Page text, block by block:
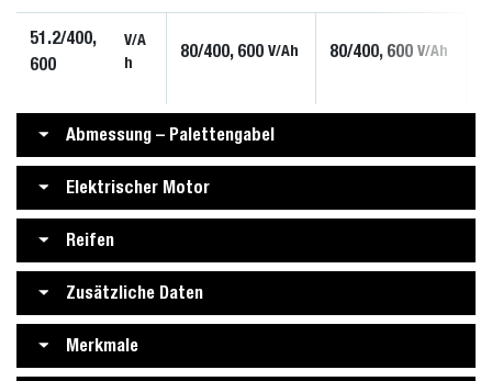
51.2/400,
600
V/A
h
80/400, 600 V/Ah 80/400, 600 V/Ah
Abmessung – Palettengabel
Elektrischer Motor
Reifen
Zusätzliche Daten
Merkmale